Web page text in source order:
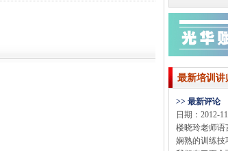
最新培训讲
>> 最新评论
日期：2012-
楼晓玲老师语
娴熟的训练技